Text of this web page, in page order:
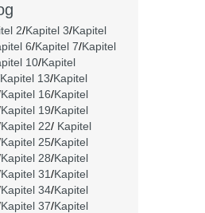
2/Kapitel 3/Kapitel
6/Kapitel 7/Kapitel
10/Kapitel
Kapitel 13/Kapitel
Kapitel 16/Kapitel
Kapitel 19/Kapitel
Kapitel 22/ Kapitel
Kapitel 25/Kapitel
Kapitel 28/Kapitel
Kapitel 31/Kapitel
Kapitel 34/Kapitel
Kapitel 37/Kapitel